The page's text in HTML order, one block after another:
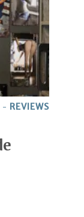
REVIEWS